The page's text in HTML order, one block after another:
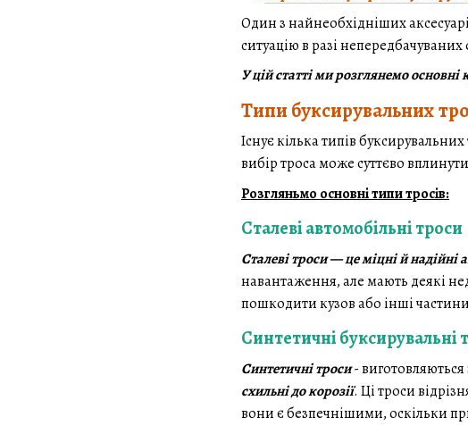
Один з найнеобхідніших
ситуацію в разі
У цій статті ми розглянемо
Типи буксирувальних
Існує кілька типів
вибір троса може суттєво
Розгляньмо основні типи тросів:
Сталеві автомобільні троси
Сталеві троси — це міцні й
навантаження, але мають деякі
пошкодити кузов або інші
Синтетичні буксирувальні
Синтетичні троси-
схильні до корозії. Ці троси
вони є безпечнішими, оскільки